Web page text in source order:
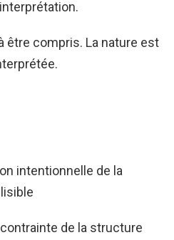
être compris. La nature est
intentionnelle de la
de la structure